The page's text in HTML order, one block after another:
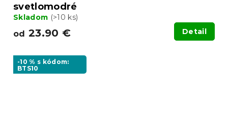
svetlomodré
Skladom (>10 ks)
od 23.90 € Detail
-10 % s kódom:
BTS10